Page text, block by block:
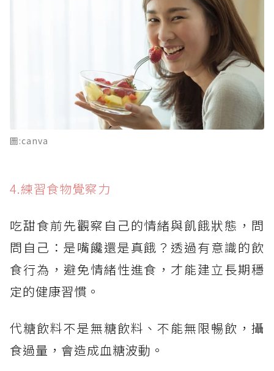
圖:canva
4.練習食物覺察力
吃甜食前先觀察自己的情緒與飢餓狀態，問
問自己：是嘴饞還是真餓？透過有意識的飲
食行為，避免情緒性進食，才能建立長期穩
定的健康習慣。
代糖飲料不是無糖飲料、不能無限暢飲，攝
食過量，會造成血糖波動。